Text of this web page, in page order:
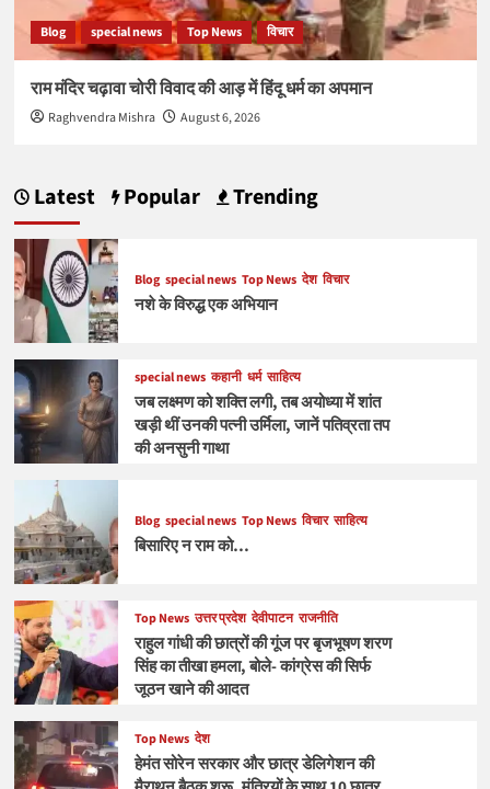
Blog special news Top News विचार
राम मंदिर चढ़ावा चोरी विवाद की आड़ में हिंदू धर्म का अपमान
Raghvendra Mishra August 6, 2026
Latest Popular Trending
Blog special news Top News देश विचार
नशे के विरुद्ध एक अभियान
special news कहानी धर्म साहित्य
जब लक्ष्मण को शक्ति लगी, तब अयोध्या में शांत
खड़ी थीं उनकी पत्नी उर्मिला, जानें पतिव्रता तप
की अनसुनी गाथा
Blog special news Top News विचार साहित्य
बिसारिए न राम को…
Top News उत्तर प्रदेश देवीपाटन राजनीति
राहुल गांधी की छात्रों की गूंज पर बृजभूषण शरण
सिंह का तीखा हमला, बोले- कांग्रेस की सिर्फ
जूठन खाने की आदत
Top News देश
हेमंत सोरेन सरकार और छात्र डेलिगेशन की